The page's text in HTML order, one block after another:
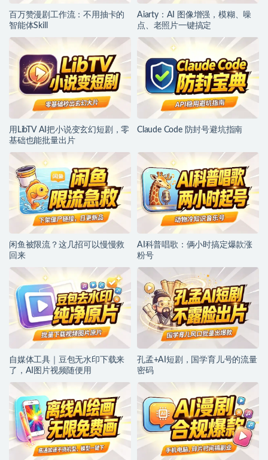
百万赞漫剧工作流：不用抽卡的
智能体Skill
Aiarty：AI 图像增强，模糊、噪
点、老照片一键搞定
用LibTV AI把小说变玄幻短剧，零
基础也能批量出片
Claude Code 防封号避坑指南
闲鱼被限流？这几招可以慢慢救
回来
AI科普唱歌：俩小时搞定爆款涨
粉号
自媒体工具｜豆包无水印下载来
了，AI图片视频随便用
孔孟+AI短剧，国学育儿号的流量
密码